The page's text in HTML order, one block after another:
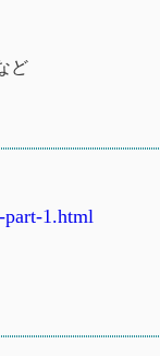
ど
part-1.html